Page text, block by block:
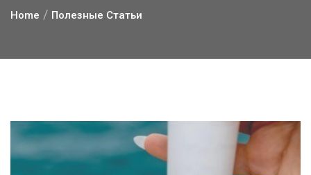
Home Полезные Статьи